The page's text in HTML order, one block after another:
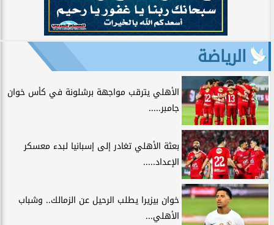
الرياضة
الأهلي يترقب مواجهة برشلونة في كأس خوان
جامبر.....
بعثة الأهلي تغادر إلى إسبانيا لبدء معسكر
الإعداد.....
خوان بيزيرا يطلب الرحيل عن الزمالك.. وشباب
الأهلي...